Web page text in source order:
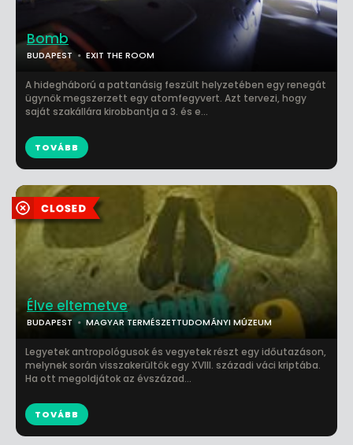
Bomb
BUDAPEST EXIT THE ROOM
A hidegháború a pattanásig feszült helyzetében egy renegát
ügynök megszerzett egy atomfegyvert. Azt tervezi, hogy
saját szakállára kirobbantja a 3. és e...
TOVÁBB
Élve eltemetve
BUDAPEST MAGYAR TERMÉSZETTUDOMÁNYI MÚZEUM
Legyetek antropológusok és vegyetek részt egy időutazáson,
melynek során visszakerültök egy XVIII. századi váci kriptába.
Ha ott megoldjátok az évszázad...
TOVÁBB